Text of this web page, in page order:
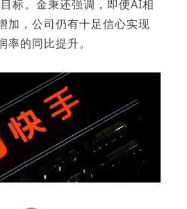
标。金秉还强调，即便AI相
加，公司仍有十足信心实现
的同比提升。